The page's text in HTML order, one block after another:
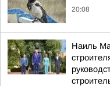
20:08
Наиль